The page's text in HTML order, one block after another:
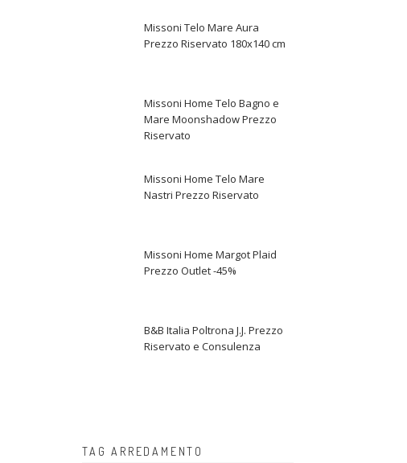
Missoni Telo Mare Aura
Prezzo Riservato 180x140 cm
Missoni Home Telo Bagno e
Mare Moonshadow Prezzo
Riservato
Missoni Home Telo Mare
Nastri Prezzo Riservato
Missoni Home Margot Plaid
Prezzo Outlet -45%
B&B Italia Poltrona J.J. Prezzo
Riservato e Consulenza
TAG ARREDAMENTO